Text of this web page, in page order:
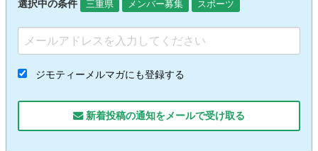
選択中の条件 三重県 メンバー募集 スポーツ
ジモティーメルマガにも登録する
新着投稿の通知をメールで受け取る